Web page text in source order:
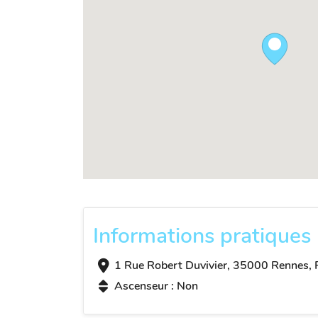
Informations pratiques
1 Rue Robert Duvivier, 35000 Rennes,
Ascenseur : Non